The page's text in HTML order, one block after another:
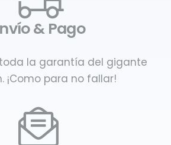
& Pago
la garantía del gigante
¡Como para no fallar!